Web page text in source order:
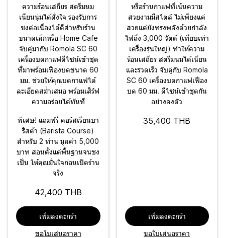
ความร้อนเสถียร สตรีมนม
เนียนนุ่มได้ดั่งใจ รองรับการ
ชงต่อเนื่องได้ดีสำหรับร้าน
ขนาดเล็กหรือ Home Cafe
จับคู่มากับ Romola SC 60
เครื่องบดกาแฟดีไซน์เข้าชุด
ที่มาพร้อมเฟืองบดขนาด 60
มม. ช่วยให้คุณบดกาแฟได้
ละเอียดสม่ำเสมอ พร้อมเสิร์ฟ
ความอร่อยได้ทันที
พิเศษ! แถมฟรี คอร์สเรียนบา
ริสต้า (Barista Course)
สำหรับ 2 ท่าน มูลค่า 5,000
บาท สอนตั้งแต่พื้นฐานจนชง
เป็น ให้คุณมั่นใจก่อนเปิดร้าน
จริง
42,400 THB
เพิ่มลงตะกร้า
ขอใบเสนอราคา
หรือร้านกาแฟที่เน้นความ
สวยงามมีสไตล์ ไม่เพียงแค่
สวยแต่ยังทรงพลังด้วยกำลัง
ไฟถึง 3,000 วัตต์ (เทียบเท่า
เครื่องรุ่นใหญ่) ทำให้ความ
ร้อนเสถียร สตรีมนมได้เนียน
และรวดเร็ว จับคู่กับ Romola
SC 60 เครื่องบดกาแฟเฟือง
บด 60 มม. ดีไซน์เข้าชุดกัน
อย่างลงตัว
35,400 THB
เพิ่มลงตะกร้า
ขอใบเสนอราคา